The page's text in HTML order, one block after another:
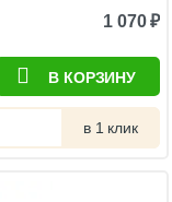
1 070₽
В КОРЗИНУ
в 1 клик